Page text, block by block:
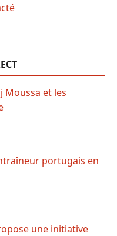
Moussa et les
portugais en
une initiative